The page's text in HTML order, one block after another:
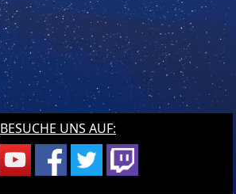
BESUCHE UNS AUF: